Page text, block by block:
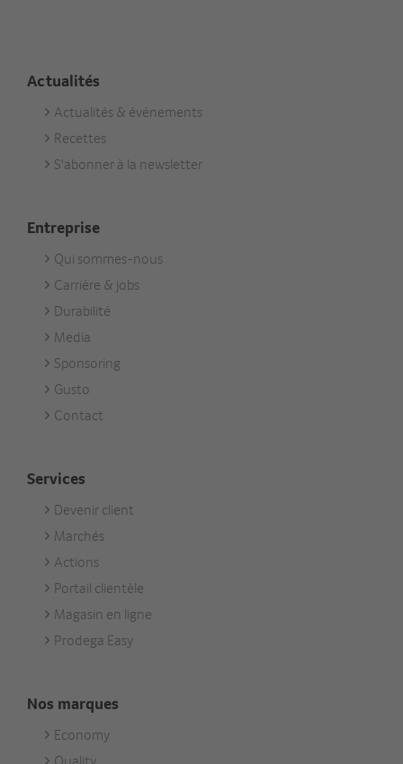
Actualités
Footer
Aktuell
Actualités & événements
Recettes
S'abonner à la newsletter
Entreprise
Footer
Unternehmen
Qui sommes-nous
Carrière & jobs
Durabilité
Media
Sponsoring
Gusto
Contact
Services
Footer
Services
Devenir client
Marchés
Actions
Portail clientèle
Magasin en ligne
Prodega Easy
Nos marques
Footer
Economy